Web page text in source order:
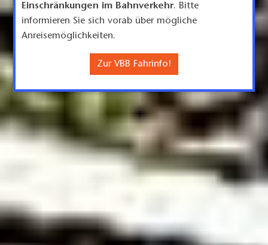
Einschränkungen im Bahnverkehr. Bitte
informieren Sie sich vorab über mögliche
Anreisemöglichkeiten.
Zur VBB Fahrinfo!